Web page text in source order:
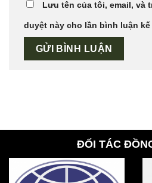
Lưu tên của tôi, email, và
duyệt này cho lần bình luận
ĐỐI TÁC